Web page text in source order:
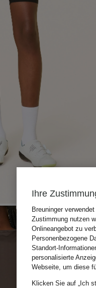
Ihre
Breuninger
Zustimmung nutzen
Onlineangebot zu
Personenbezogene
Standort-
personalisierte
Webseite, um diese
Klicken Sie auf „Ich